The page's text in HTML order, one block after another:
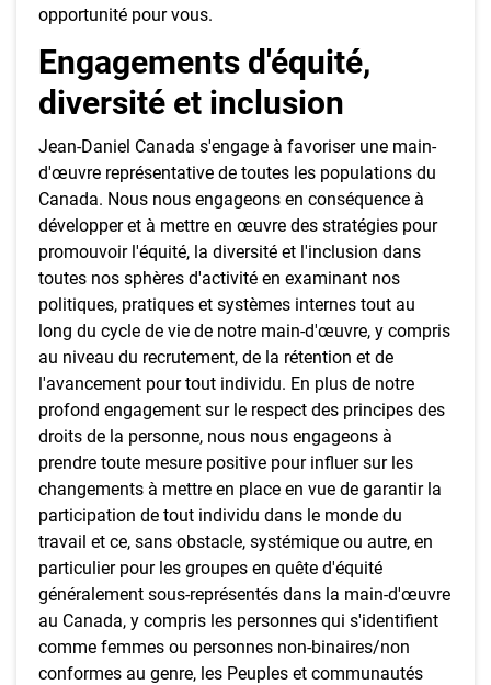
opportunité pour vous.
Engagements d'équité,
diversité et inclusion
Jean-Daniel Canada s'engage à favoriser une main-
d'œuvre représentative de toutes les populations du
Canada. Nous nous engageons en conséquence à
développer et à mettre en œuvre des stratégies pour
promouvoir l'équité, la diversité et l'inclusion dans
toutes nos sphères d'activité en examinant nos
politiques, pratiques et systèmes internes tout au
long du cycle de vie de notre main-d'œuvre, y compris
au niveau du recrutement, de la rétention et de
l'avancement pour tout individu. En plus de notre
profond engagement sur le respect des principes des
droits de la personne, nous nous engageons à
prendre toute mesure positive pour influer sur les
changements à mettre en place en vue de garantir la
participation de tout individu dans le monde du
travail et ce, sans obstacle, systémique ou autre, en
particulier pour les groupes en quête d'équité
généralement sous-représentés dans la main-d'œuvre
au Canada, y compris les personnes qui s'identifient
comme femmes ou personnes non-binaires/non
conformes au genre, les Peuples et communautés